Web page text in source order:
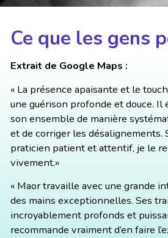
Ce que les gens
Extrait de Google Maps :
« La présence apaisante et le
une guérison profonde et douce. Il
son ensemble de manière
et de corriger les désalignements.
praticien patient et attentif, je le
vivement.»
« Maor travaille avec une grande
des mains exceptionnelles. Ses
incroyablement profonds et
recommande vraiment d’en faire